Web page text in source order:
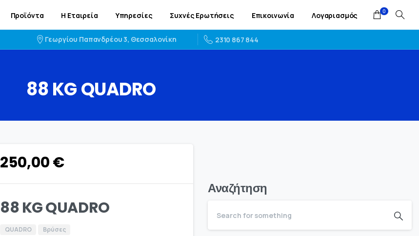
Προϊόντα Η Εταιρεία Υπηρεσίες Συχνές Ερωτήσεις Επικοινωνία Λογαριασμός 0
Γεωργίου Παπανδρέου 3, Θεσσαλονίκη 2310 867 844
88KGQUADRO
250,00€
88 KG QUADRO
QUADRO Βρύσες
Αναζήτηση